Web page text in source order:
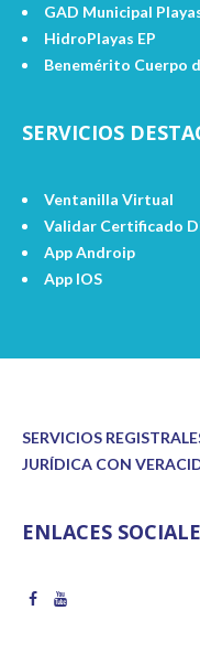
GAD Municipal
HidroPlayas EP
Benemérito Cuerpo
SERVICIOS
Ventanilla Virtual
Validar Certificado
App Androip
App IOS
SERVICIOS
JURÍDICA CON
ENLACES